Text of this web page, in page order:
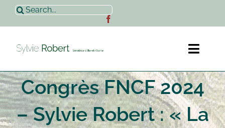
Passer
contenu
Rechercher:
Accueil
Sylvie Robert
Congrès FNCF 2024
– Sylvie Robert : « La